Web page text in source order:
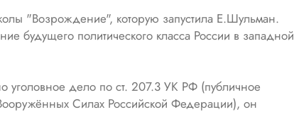
"Возрождение", которую запустила Е.Шульман.
будущего политического класса России в западной
дело по ст. 207.3 УК РФ (публичное
Силах Российской Федерации), он